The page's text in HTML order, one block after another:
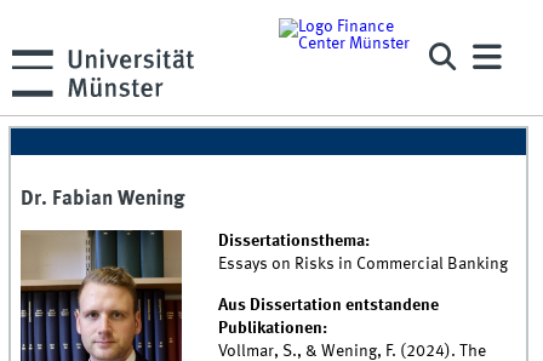
Dr. Fabian Wening
Dissertationsthema:
Essays on Risks in Commercial Banking
Aus Dissertation entstandene
Publikationen:
Vollmar, S., & Wening, F. (2024). The